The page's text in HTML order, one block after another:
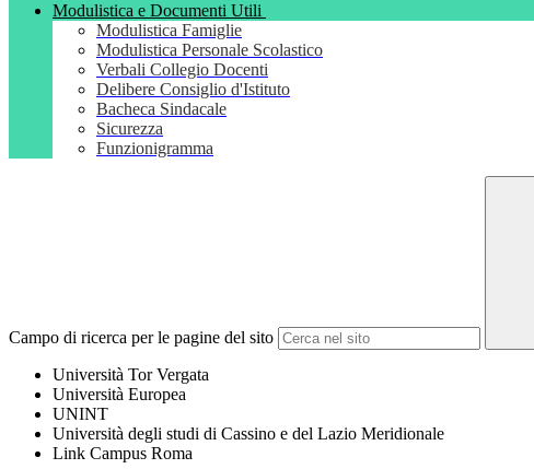
Modulistica e Documenti Utili
Modulistica Famiglie
Modulistica Personale Scolastico
Verbali Collegio Docenti
Delibere Consiglio d'Istituto
Bacheca Sindacale
Sicurezza
Funzionigramma
Campo di ricerca per le pagine del sito
Università Tor Vergata
Università Europea
UNINT
Università degli studi di Cassino e del Lazio Meridionale
Link Campus Roma